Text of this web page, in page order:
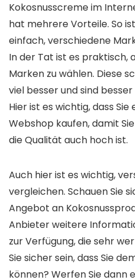
Kokosnusscreme im
hat mehrere Vorteile. So
einfach, verschiedene
In der Tat ist es praktisch,
Marken zu wählen. Diese
viel besser und sind
Hier ist es wichtig, dass
Webshop kaufen, damit
die Qualität auch hoch ist.
Auch hier ist es wichtig,
vergleichen. Schauen Sie
Angebot an
Anbieter weitere
zur Verfügung, die sehr
Sie sicher sein, dass Sie
können? Werfen Sie dann